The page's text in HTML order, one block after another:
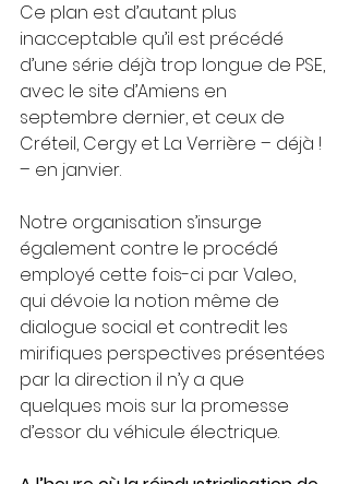
Ce plan est d’autant plus
inacceptable qu’il est précédé
d’une série déjà trop longue de PSE,
avec le site d’Amiens en
septembre dernier, et ceux de
Créteil, Cergy et La Verrière – déjà !
– en janvier.
Notre organisation s’insurge
également contre le procédé
employé cette fois-ci par Valeo,
qui dévoie la notion même de
dialogue social et contredit les
mirifiques perspectives présentées
par la direction il n’y a que
quelques mois sur la promesse
d’essor du véhicule électrique.